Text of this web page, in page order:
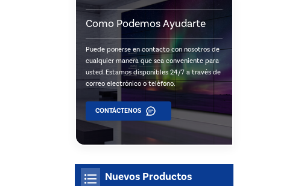
Como Podemos Ayudarte
Puede ponerse en contacto con nosotros de
cualquier manera que sea conveniente para
usted. Estamos disponibles 24/7 a través de
correo electrónico o teléfono.
CONTÁCTENOS
Nuevos Productos